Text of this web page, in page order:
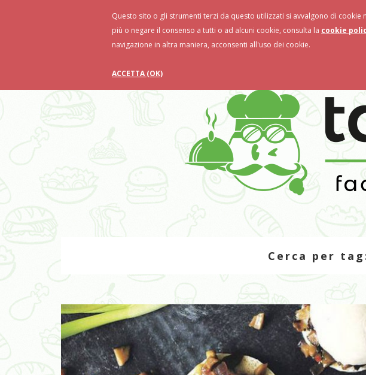
Ricette Food Tips Ristoranti
Cerca per
Questo sito o gli strumenti terzi da questo utilizzati si avvalgono di
più o negare il consenso a tutti o ad alcuni cookie, consulta la cookie
navigazione in altra maniera, acconsenti all'uso dei cookie.
ACCETTA (OK)